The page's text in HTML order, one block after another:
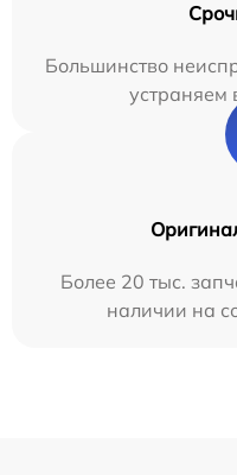
Большинство
устраняем
Более 20 тыс.
наличии на